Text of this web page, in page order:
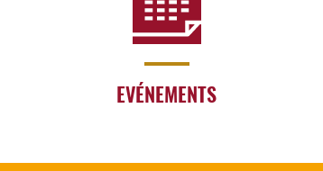
EVÉNEMENTS